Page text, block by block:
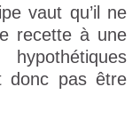
vaut qu’il ne
recette à une
donc pas être